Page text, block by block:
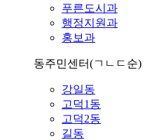
푸른도시과
행정지원과
홍보과
동주민센터(ㄱㄴㄷ순)
강일동
고덕1동
고덕2동
길동